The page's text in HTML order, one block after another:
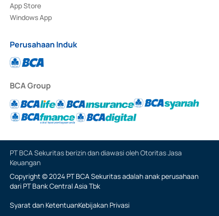
App Store
Windows App
Perusahaan Induk
BCA Group
PT BCA Sekuritas berizin dan diawasi oleh Otoritas Jasa
Keuangan
Copyright © 2024 PT BCA Sekuritas adalah anak perusahaan
dari PT Bank Central Asia Tbk
Syarat dan KetentuanKebijakan Privasi